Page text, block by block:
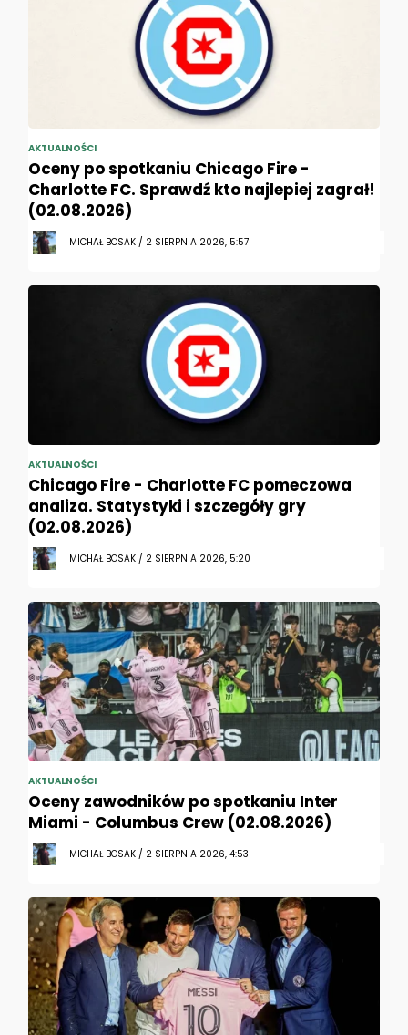
AKTUALNOŚCI
Oceny po spotkaniu Chicago Fire -
Charlotte FC. Sprawdź kto najlepiej zagrał!
(02.08.2026)
MICHAŁ BOSAK / 2 SIERPNIA 2026, 5:57
AKTUALNOŚCI
Chicago Fire - Charlotte FC pomeczowa
analiza. Statystyki i szczegóły gry
(02.08.2026)
MICHAŁ BOSAK / 2 SIERPNIA 2026, 5:20
AKTUALNOŚCI
Oceny zawodników po spotkaniu Inter
Miami - Columbus Crew (02.08.2026)
MICHAŁ BOSAK / 2 SIERPNIA 2026, 4:53